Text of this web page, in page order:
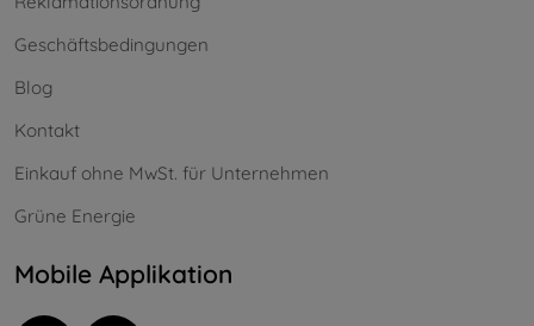
Geschäftsbedingungen
Blog
Kontakt
Einkauf ohne MwSt. für Unternehmen
Grüne Energie
Mobile Applikation